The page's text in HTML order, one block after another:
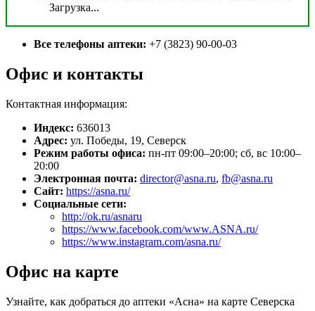
Загрузка...
Все телефоны аптеки: +7 (3823) 90-00-03
Офис и контакты
Контактная информация:
Индекс: 636013
Адрес: ул. Победы, 19, Северск
Режим работы офиса: пн-пт 09:00–20:00; сб, вс 10:00–
20:00
Электронная почта: director@asna.ru, fb@asna.ru
Сайт: https://asna.ru/
Социальные сети:
http://ok.ru/asnaru
https://www.facebook.com/www.ASNA.ru/
https://www.instagram.com/asna.ru/
Офис на карте
Узнайте, как добраться до аптеки «Асна» на карте Северска